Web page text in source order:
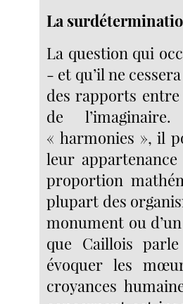
La
La question qui
- et qu’il ne
des rapports
de
« harmonies », il
leur
proportion
plupart des
monument ou
que Caillois
évoquer les
croyances